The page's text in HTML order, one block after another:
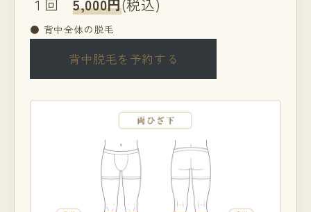
１回5,000円(税込)
● 背中全体の脱毛
背中脱毛を予約する